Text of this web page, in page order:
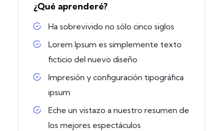
¿Qué aprenderé?
Ha sobrevivido no sólo cinco siglos
Lorem Ipsum es simplemente texto
ficticio del nuevo diseño
Impresión y configuración tipográfica
ipsum
Eche un vistazo a nuestro resumen de
los mejores espectáculos